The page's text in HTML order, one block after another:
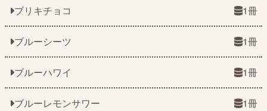
ブリキチョコ 1冊
ブルーシーツ 1冊
ブルーハワイ 1冊
ブルーレモンサワー 1冊